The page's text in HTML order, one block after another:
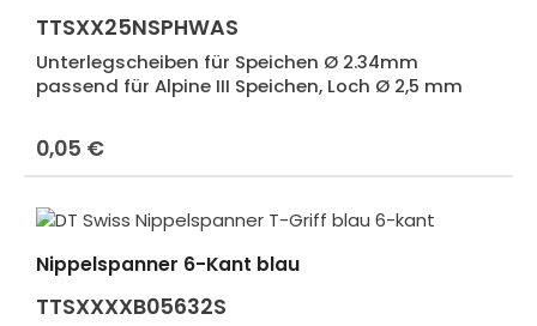
TTSXX25NSPHWAS
Unterlegscheiben für Speichen Ø 2.34mm
passend für Alpine III Speichen, Loch Ø 2,5 mm
Regulärer Preis:
0,05 €
Nippelspanner 6-Kant blau
TTSXXXXB05632S